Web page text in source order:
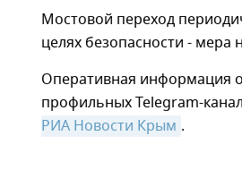
Мостовой переход
целях безопасности - мера
Оперативная информация
профильных Telegram-
РИА Новости Крым .